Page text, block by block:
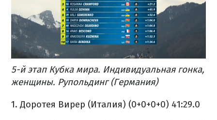
5-й этап Кубка мира. Индивидуальная гонка,
женщины. Рупольдинг (Германия)
1. Доротея Вирер (Италия) (0+0+0+0) 41:29.0